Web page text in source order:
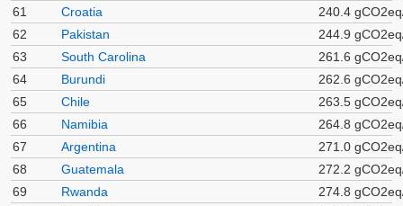
61
Croatia
240.4
62
Pakistan
244.9
63
South Carolina
261.6
64
Burundi
262.6
65
Chile
263.5
66
Namibia
264.8
67
Argentina
271.0
68
Guatemala
272.2
69
Rwanda
274.8